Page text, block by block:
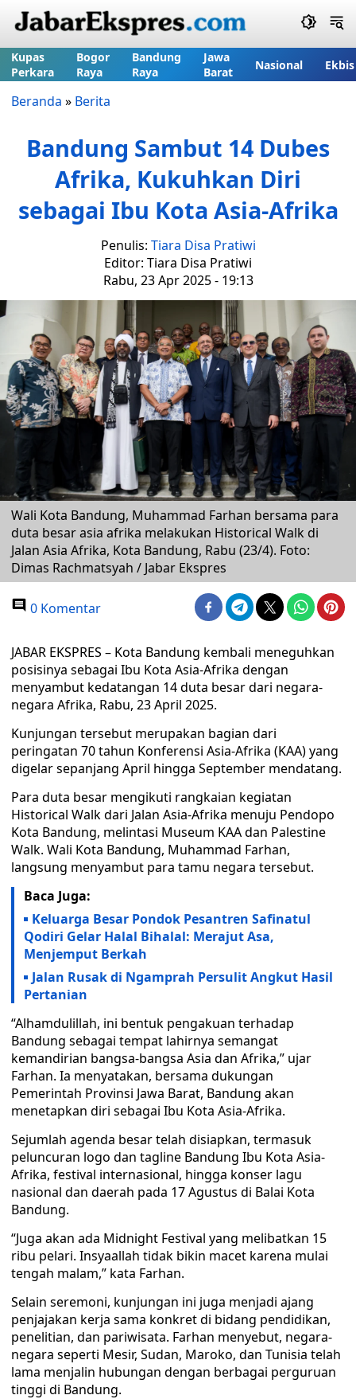
Kupas
Perkara
Bogor
Raya
Bandung
Raya
Jawa
Barat
Nasional Ekbis
Beranda » Berita
Bandung Sambut 14 Dubes
Afrika, Kukuhkan Diri
sebagai Ibu Kota Asia-Afrika
Penulis: Tiara Disa Pratiwi
Editor: Tiara Disa Pratiwi
Rabu, 23 Apr 2025 - 19:13
Wali Kota Bandung, Muhammad Farhan bersama para
duta besar asia afrika melakukan Historical Walk di
Jalan Asia Afrika, Kota Bandung, Rabu (23/4). Foto:
Dimas Rachmatsyah / Jabar Ekspres
0 Komentar
JABAR EKSPRES – Kota Bandung kembali meneguhkan
posisinya sebagai Ibu Kota Asia-Afrika dengan
menyambut kedatangan 14 duta besar dari negara-
negara Afrika, Rabu, 23 April 2025.
Kunjungan tersebut merupakan bagian dari
peringatan 70 tahun Konferensi Asia-Afrika (KAA) yang
digelar sepanjang April hingga September mendatang.
Para duta besar mengikuti rangkaian kegiatan
Historical Walk dari Jalan Asia-Afrika menuju Pendopo
Kota Bandung, melintasi Museum KAA dan Palestine
Walk. Wali Kota Bandung, Muhammad Farhan,
langsung menyambut para tamu negara tersebut.
Baca Juga:
Keluarga Besar Pondok Pesantren Safinatul
Qodiri Gelar Halal Bihalal: Merajut Asa,
Menjemput Berkah
Jalan Rusak di Ngamprah Persulit Angkut Hasil
Pertanian
“Alhamdulillah, ini bentuk pengakuan terhadap
Bandung sebagai tempat lahirnya semangat
kemandirian bangsa-bangsa Asia dan Afrika,” ujar
Farhan. Ia menyatakan, bersama dukungan
Pemerintah Provinsi Jawa Barat, Bandung akan
menetapkan diri sebagai Ibu Kota Asia-Afrika.
Sejumlah agenda besar telah disiapkan, termasuk
peluncuran logo dan tagline Bandung Ibu Kota Asia-
Afrika, festival internasional, hingga konser lagu
nasional dan daerah pada 17 Agustus di Balai Kota
Bandung.
“Juga akan ada Midnight Festival yang melibatkan 15
ribu pelari. Insyaallah tidak bikin macet karena mulai
tengah malam,” kata Farhan.
Selain seremoni, kunjungan ini juga menjadi ajang
penjajakan kerja sama konkret di bidang pendidikan,
penelitian, dan pariwisata. Farhan menyebut, negara-
negara seperti Mesir, Sudan, Maroko, dan Tunisia telah
lama menjalin hubungan dengan berbagai perguruan
tinggi di Bandung.